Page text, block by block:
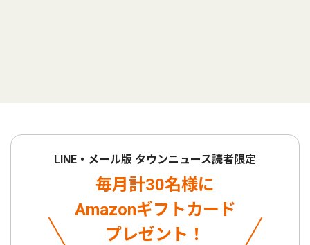
LINE・メール版 タウンニュース読者限定
毎月計30名様に
Amazonギフトカード
プレゼント！